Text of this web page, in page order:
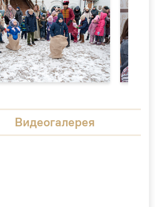
Видеогалерея